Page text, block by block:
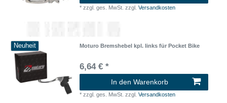
*zzgl. ges. MwSt. zzgl.Versandkosten
Neuheit Moturo Bremshebel kpl. links für Pocket Bike
6,64 € *
In den Warenkorb
*zzgl. ges. MwSt. zzgl.Versandkosten